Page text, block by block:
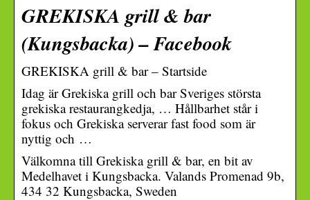
GREKISKA grill & bar
(Kungsbacka) – Facebook
GREKISKA grill & bar – Startside
Idag är Grekiska grill och bar Sveriges största
grekiska restaurangkedja, … Hållbarhet står i
fokus och Grekiska serverar fast food som är
nyttig och …
Välkomna till Grekiska grill & bar, en bit av
Medelhavet i Kungsbacka. Valands Promenad 9b,
434 32 Kungsbacka, Sweden